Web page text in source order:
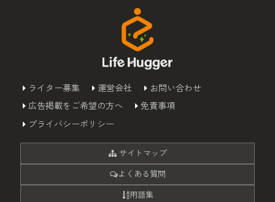
ライター募集 運営会社
お問い合わせ
広告掲載をご希望の方へ
免責事項
プライバシーポリシー
サイトマップ
よくある質問
用語集